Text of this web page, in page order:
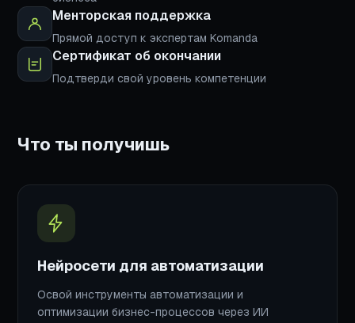
Менторская поддержка
Прямой доступ к экспертам Komanda
Сертификат об окончании
Подтверди свой уровень компетенции
Что ты получишь
Нейросети для автоматизации
Освой инструменты автоматизации и
оптимизации бизнес-процессов через ИИ